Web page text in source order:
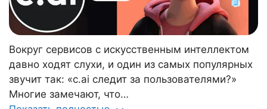
Вокруг сервисов с искусственным интеллектом
давно ходят слухи, и один из самых популярных
звучит так: «c.ai следит за пользователями?»
Многие замечают, что…